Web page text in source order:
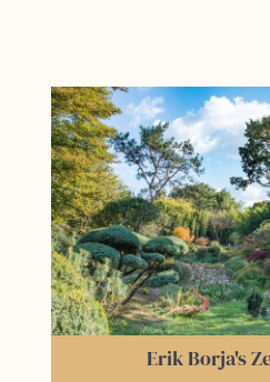
Erik Borja's